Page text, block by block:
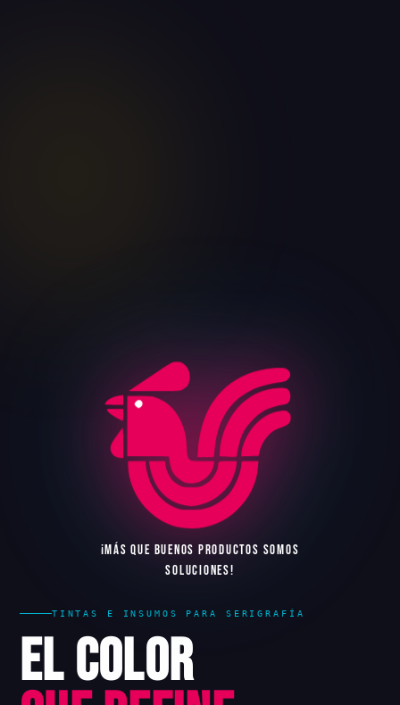
TINTAS E INSUMOS PARA SERIGRAFÍA
El Color
¡MÁS QU E BU ENOS P RO DUCTOS SO M OS
SO LUC O N ES!